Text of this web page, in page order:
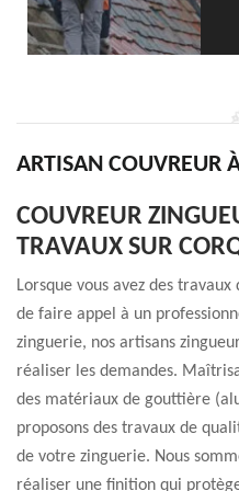
ARTISAN COUVREUR
COUVREUR
TRAVAUX SUR
Lorsque vous avez des
de faire appel à un
zinguerie, nos artisans
réaliser les demandes.
des matériaux de gouttière
proposons des travaux de
de votre zinguerie. Nous
réaliser une finition qui